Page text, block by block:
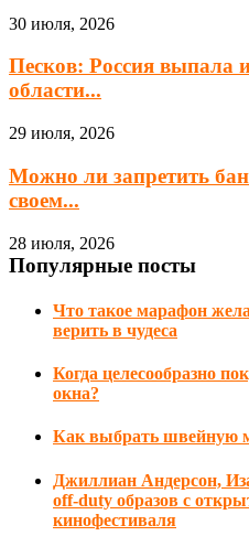
30 июля, 2026
Песков: Россия выпала
области...
29 июля, 2026
Можно ли запретить
своем...
28 июля, 2026
Популярные посты
Что такое марафон
верить в чудеса
Когда целесообразно
окна?
Как выбрать швейную
Джиллиан Андерсон,
off-duty образов с
кинофестиваля